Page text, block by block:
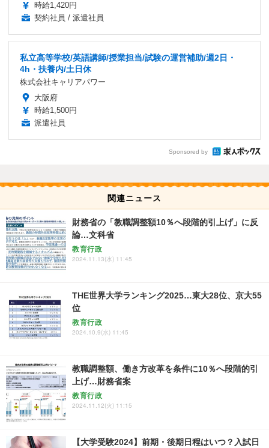
時給1,420円
契約社員 / 派遣社員
私立高等学校/英語講師/授業担当/試験の運営補助/週2日・
4h・扶養内/土日休
株式会社キャリアパワー
大阪府
時給1,500円
派遣社員
Sponsored by
関連ニュース
財務省の「教職調整額10％へ段階的引上げ」に反
論…文科省
教育行政
2024.11.13(水) 11:45
THE世界大学ランキング2025…東大28位、京大55
位
教育行政
2024.10.9(水) 11:45
教職調整額、働き方改革を条件に10％へ段階的引
上げ…財務省案
教育行政
2024.11.12(火) 11:15
【大学受験2024】前期・後期日程はいつ？入試日